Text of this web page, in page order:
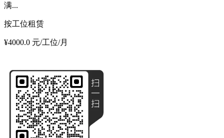
满...
按工位租赁
¥4000.0 元/工位/月